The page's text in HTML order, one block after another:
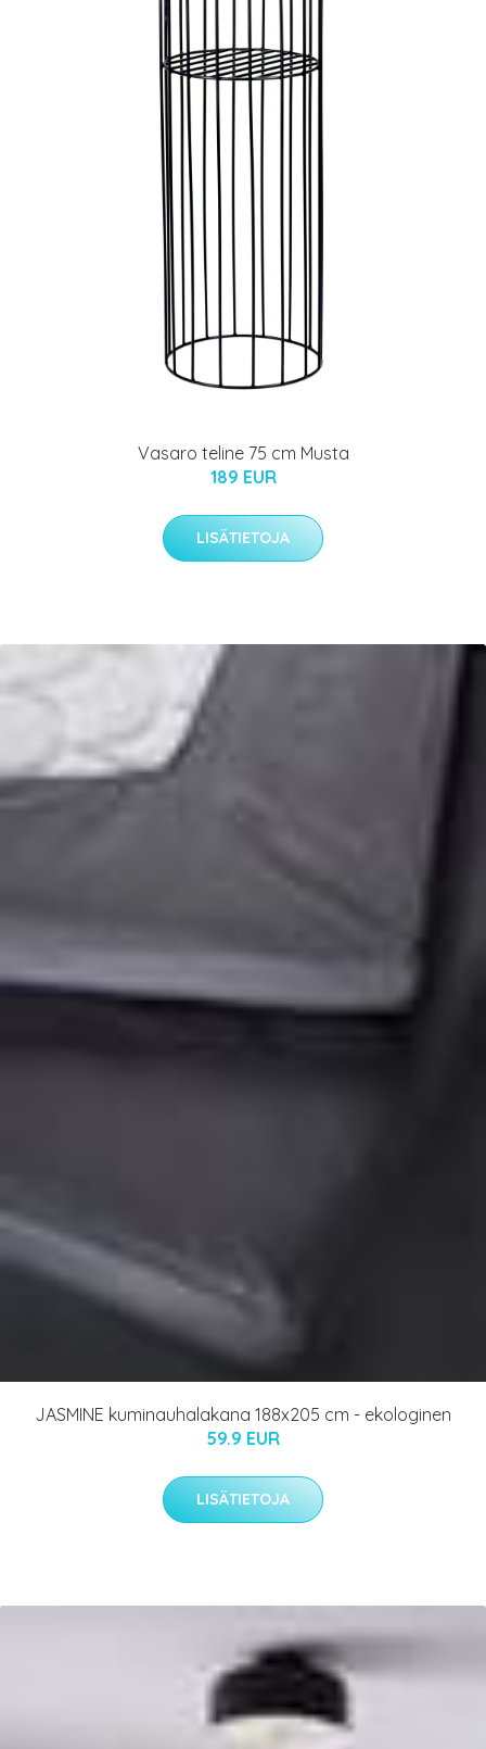
Vasaro teline 75 cm Musta
189 EUR
LISÄTIETOJA
JASMINE kuminauhalakana 188x205 cm - ekologinen
59.9 EUR
LISÄTIETOJA